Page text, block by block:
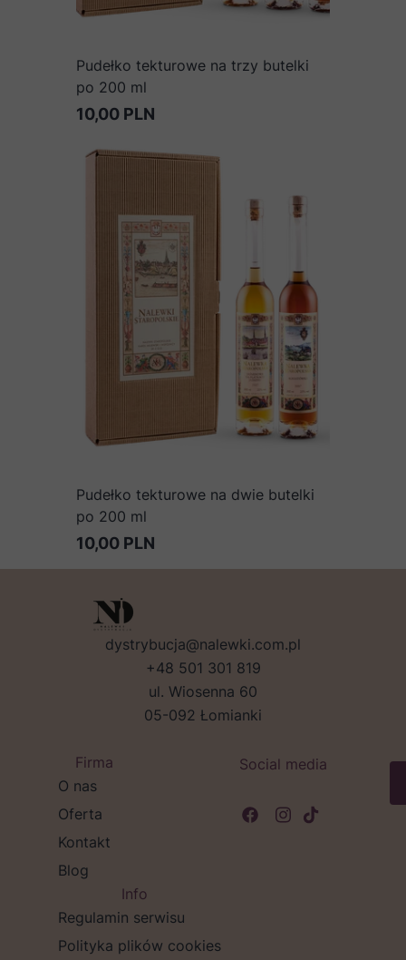
Pudełko tekturowe na trzy butelki
po 200 ml
10,00 PLN
Pudełko tekturowe na dwie butelki
po 200 ml
10,00 PLN
dystrybucja@nalewki.com.pl
+48 501 301 819
ul. Wiosenna 60
05-092 Łomianki
Firma
O nas
Oferta
Kontakt
Blog
Info
Regulamin serwisu
Polityka plików cookies
Social media